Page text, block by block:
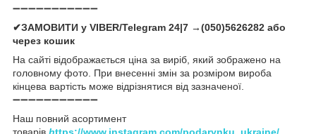
➖➖➖➖➖➖➖➖➖➖➖
✔ЗАМОВИТИ у VIBER/Telegram 24|7 →(050)5626282 або
через кошик
На сайті відображається ціна за виріб, який зображено на
головному фото. При внесенні змін за розміром вироба
кінцева вартість може відрізнятися від зазначеної.
➖➖➖➖➖➖➖➖➖➖➖
Наш повний асортимент
товарів https://www.instagram.com/podarynku_ukraine/